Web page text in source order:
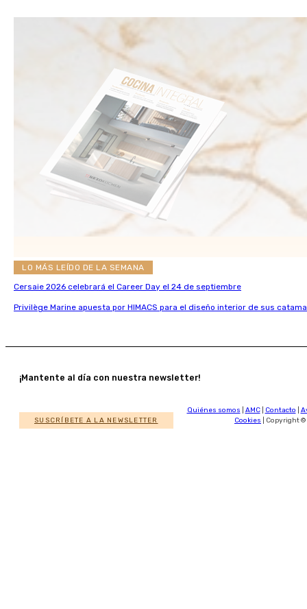
LO MÁS LEÍDO DE LA SEMANA
Cersaie 2026 celebrará el Career Day el 24 de septiembre
Privilège Marine apuesta por HIMACS para el diseño interior de sus
¡Mantente al día con nuestra newsletter!
SUSCRÍBETE A LA NEWSLETTER
Quiénes somos AMC| Contacto
Cookies | Copyright